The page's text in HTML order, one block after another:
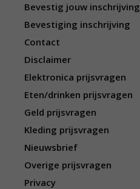
Bevestig jouw inschrijving
Bevestiging inschrijving
Contact
Disclaimer
Elektronica prijsvragen
Eten/drinken prijsvragen
Geld prijsvragen
Kleding prijsvragen
Nieuwsbrief
Overige prijsvragen
Privacy